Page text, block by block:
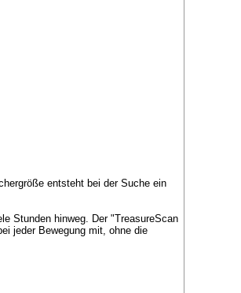
entsteht bei der Suche ein
Stunden hinweg. Der "TreasureScan
jeder Bewegung mit, ohne die